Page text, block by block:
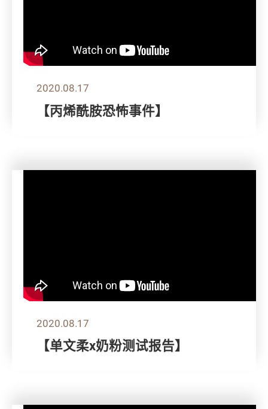
2020.08.17
【丙烯酰胺恐怖事件】
2020.08.17
【单文柔x奶粉测试报告】